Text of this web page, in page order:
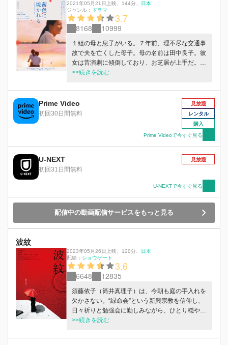
2021年05月21日上映 144分
日本
ジャンル：
ドラマ
3.7
8168 10999
１組の母と息子がいる。７年前、理不尽な交通事
故で夫を亡くした母子。母の名前は田中良子。彼
女は昔演劇に傾倒しており、お芝居が上手だ。中
学生の息子・純平をひとりで育て、夫への賠償金
みている。経営していたカフェはコロナ禍で破
綻。花屋のバイトと夜の仕事の掛け持ちでも家計
は苦しく、そのせいで息子はいじめにあってい
る。数年振りに会った同級生にはふられた。社会
的弱者―それがなんだというのだ。そう、この全
てが良子の人生を熱くしていくのだからー。はた
>>続きを読む
Prime Video
初回30日間無料
見放題
レンタル
購入
Prime Videoで今すぐ見る
U-NEXT
初回31日間無料
見放題
U-NEXTで今すぐ見る
配信中の動画配信サービスをもっと見る
波紋
2023年05月26日上映 120分
日本
配給： ショウゲート
3.6
6648 12835
須藤依⼦（筒井真理⼦）は、今朝も庭の⼿⼊れを
⽋かさない。“緑命会”という新興宗教を信仰し、
⽇々祈りと勉強会に勤しみながら、ひとり穏やか
に暮らしていた。ある⽇、⻑いこと失踪したまま
―。⾃分の⽗の介護を押し付けたまま失踪し、そ
>>続きを読む